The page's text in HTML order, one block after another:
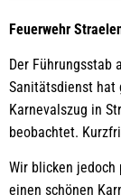
Feuerwehr
Der Führungsstab
Sanitätsdienst hat
Karnevalszug in
beobachtet.
Wir blicken jedoch
einen schönen